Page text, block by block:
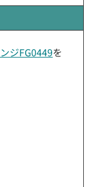
ジFG0449を